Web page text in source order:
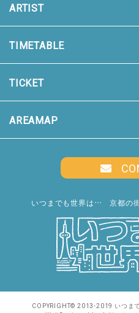
ARTIST
TIMETABLE
TICKET
AREAMAP
いつまでも世界は… 京都の
COPYRIGHT© 2013-2019 いつま